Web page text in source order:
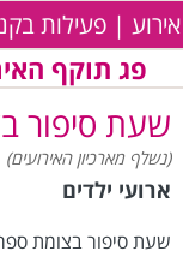
אירוע | פעילות
פג תוקף
שעת סיפור
(נשלף מארכיון האירועים)
ארועי ילדים
שעת סיפור בצומת